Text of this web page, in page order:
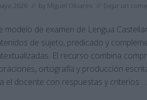
2026 // by Miguel Olivares // Dejar un
modelo de examen de Lengua
de sujeto, predicado y
El recurso combina
ortografía y producción
el docente con respuestas y criterios …